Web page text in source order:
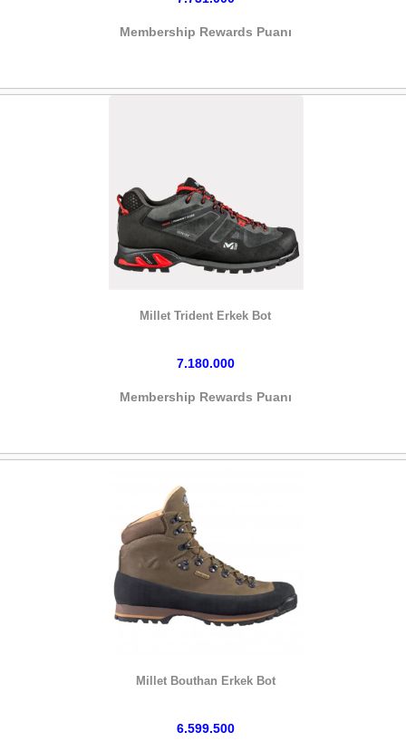
Membership Rewards Puanı
Millet Trident Erkek Bot
7.180.000
Membership Rewards Puanı
Millet Bouthan Erkek Bot
6.599.500